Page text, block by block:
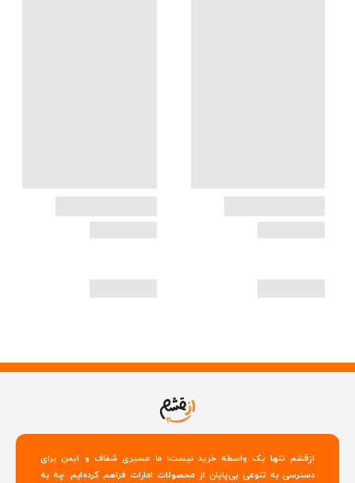
ازقشم تنها یک واسطه خرید نیست؛ ما مسیری شفاف و ایمن برای
دسترسی به تنوعی بی‌پایان از محصولات امارات فراهم کرده‌ایم. چه به